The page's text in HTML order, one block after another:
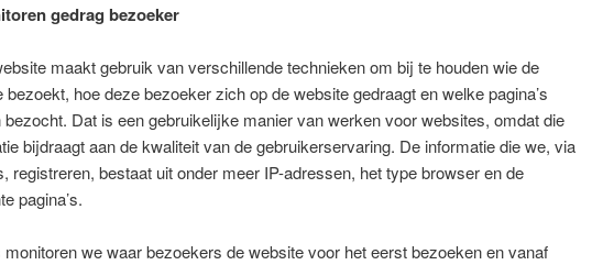
gedrag bezoeker
maakt gebruik van verschillende technieken om bij te houden wie de
bezoekt, hoe deze bezoeker zich op de website gedraagt en welke pagina’s
bezocht. Dat is een gebruikelijke manier van werken voor websites, omdat die
bijdraagt aan de kwaliteit van de gebruikerservaring. De informatie die we, via
registreren, bestaat uit onder meer IP-adressen, het type browser en de
pagina’s.
monitoren we waar bezoekers de website voor het eerst bezoeken en vanaf